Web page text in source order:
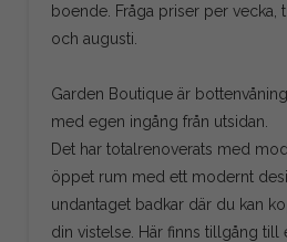
boende. Fråga priser per vecka,
och augusti.
Garden Boutique är
med egen ingång från utsidan.
Det har totalrenoverats med
öppet rum med ett modernt
undantaget badkar där du kan
din vistelse. Här finns tillgång till